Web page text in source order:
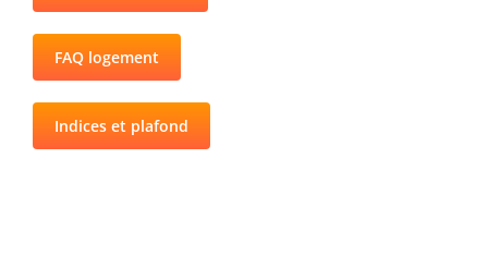
FAQ logement
Indices et plafond